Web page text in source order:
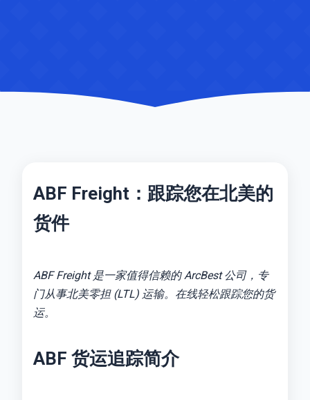
ABF Freight：跟踪您在北美的
货件
ABF Freight 是一家值得信赖的 ArcBest 公司，专
门从事北美零担 (LTL) 运输。在线轻松跟踪您的货
运。
ABF 货运追踪简介